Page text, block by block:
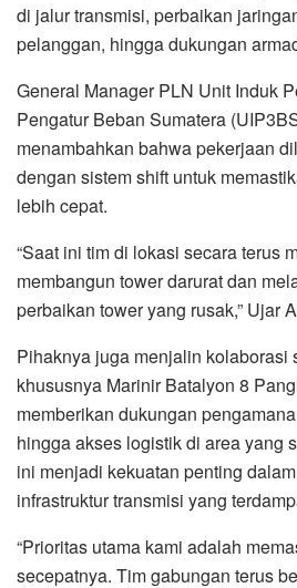
di jalur transmisi, perbaikan
pelanggan, hingga dukungan
General Manager PLN Unit Induk
Pengatur Beban Sumatera
menambahkan bahwa pekerjaan
dengan sistem shift untuk
lebih cepat.
“Saat ini tim di lokasi secara terus
membangun tower darurat dan
perbaikan tower yang rusak,” Ujar
Pihaknya juga menjalin kolaborasi
khususnya Marinir Batalyon 8
memberikan dukungan
hingga akses logistik di area yang
ini menjadi kekuatan penting
infrastruktur transmisi yang
“Prioritas utama kami adalah
secepatnya. Tim gabungan terus